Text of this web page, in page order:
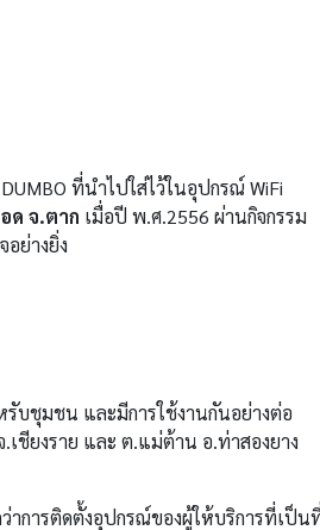
ที่นำไปใส่ไว้ในอุปกรณ์ WiFi
ด จ.ตาก เมื่อปี พ.ศ.2556 ผ่านกิจกรรม
อย่างยิ่ง
รับชุมชน และมีการใช้งานกันอย่างต่อ
ชียงราย และ ต.แม่ต้าน อ.ท่าสองยาง
าการติดตั้งอุปกรณ์ของผู้ให้บริการที่เป็น